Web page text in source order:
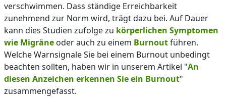
verschwimmen. Dass ständige Erreichbarkeit
zunehmend zur Norm wird, trägt dazu bei. Auf Dauer
kann dies Studien zufolge zu körperlichen Symptomen
wie Migräne oder auch zu einem Burnoutführen.
Welche Warnsignale Sie bei einem Burnout unbedingt
beachten sollten, haben wir in unserem Artikel "An
diesen Anzeichen erkennen Sie ein Burnout"
zusammengefasst.